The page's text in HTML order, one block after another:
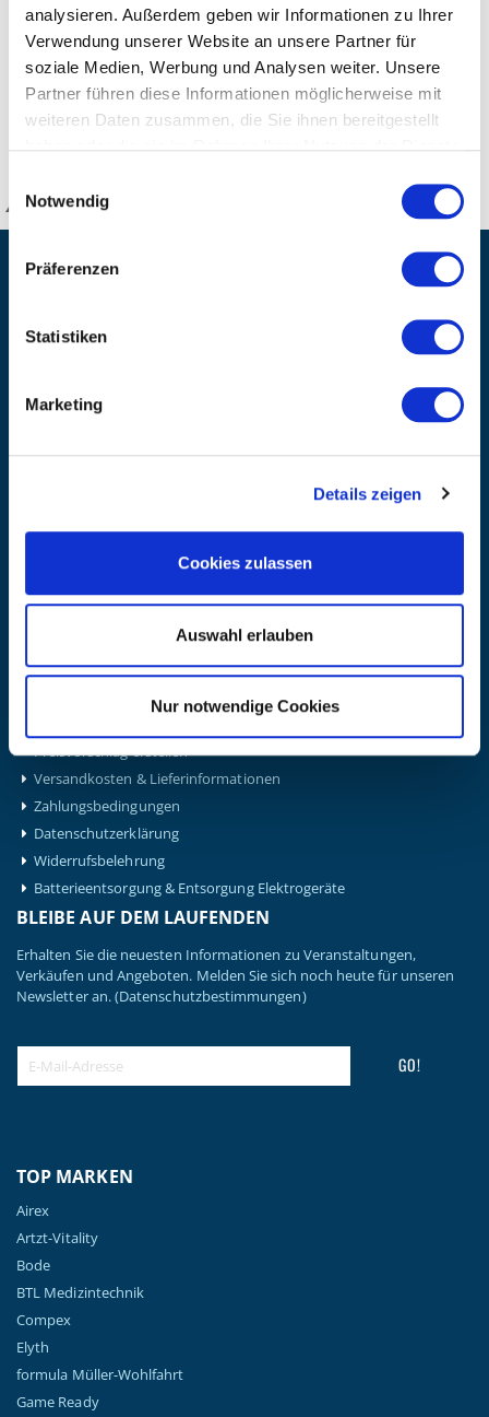
analysieren. Außerdem geben wir Informationen zu Ihrer
Verwendung unserer Website an unsere Partner für
soziale Medien, Werbung und Analysen weiter. Unsere
Partner führen diese Informationen möglicherweise mit
weiteren Daten zusammen, die Sie ihnen bereitgestellt
Notwendig
Präferenzen
Statistiken
Marketing
Details zeigen
Cookies zulassen
Auswahl erlauben
Nur notwendige Cookies
Material: Rohmaterial aus einheimischer, nachhaltiger
Forstwirtschaft (PEFC-zertifiziert)
Lieferumfang: 4 Sticks (Gelb, Rot, Grün, Blau)
DETAILS
KANZLSPERGER GmbH
KONTAKTIEREN SIE UNS
Ziegelhöhe 8, Berngau, D-92361
+49 (0) 9181/2593-0
info@kanzlsperger.de
Freitag: 08:00 - 16:00
Über Kanzlsperger
INFORMATIONEN
Preisvorschlag erstellen
Versandkosten & Lieferinformationen
Zahlungsbedingungen
Datenschutzerklärung
Widerrufsbelehrung
Batterieentsorgung & Entsorgung Elektrogeräte
BLEIBE AUF DEM LAUFENDEN
Erhalten Sie die neuesten Informationen zu Veranstaltungen,
Verkäufen und Angeboten. Melden Sie sich noch heute für unseren
Newsletter an.(Datenschutzbestimmungen)
GO!
TOP MARKEN
Airex
Artzt-Vitality
Bode
BTL Medizintechnik
Compex
Elyth
formula Müller-Wohlfahrt
Game Ready